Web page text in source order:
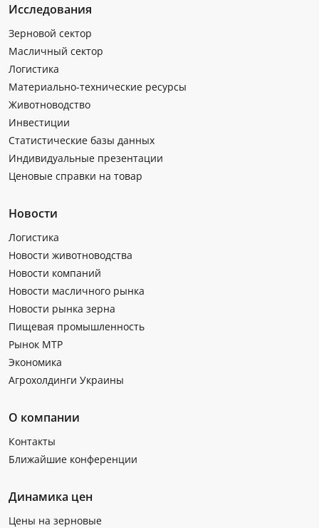
Исследования
Зерновой сектор
Масличный сектор
Логистика
Материально-технические ресурсы
Животноводство
Инвестиции
Статистические базы данных
Индивидуальные презентации
Ценовые справки на товар
Новости
Логистика
Новости животноводства
Новости компаний
Новости масличного рынка
Новости рынка зерна
Пищевая промышленность
Рынок МТР
Экономика
Агрохолдинги Украины
О компании
Контакты
Ближайшие конференции
Динамика цен
Цены на зерновые